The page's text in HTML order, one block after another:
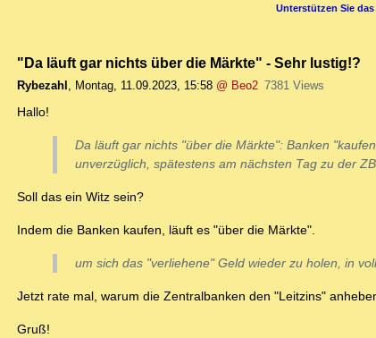
Unterstützen Sie
"Da läuft gar nichts über die Märkte" - Sehr lustig!?
Rybezahl , Montag, 11.09.2023, 15:58 @ Beo2 7381 Views
Hallo!
Da läuft gar nichts "über die Märkte": Banken
unverzüglich, spätestens am nächsten Tag zu der
Soll das ein Witz sein?
Indem die Banken kaufen, läuft es "über die Märkte".
um sich das "verliehene" Geld wieder zu holen, in
Jetzt rate mal, warum die Zentralbanken den "Leitzins"
Gruß!